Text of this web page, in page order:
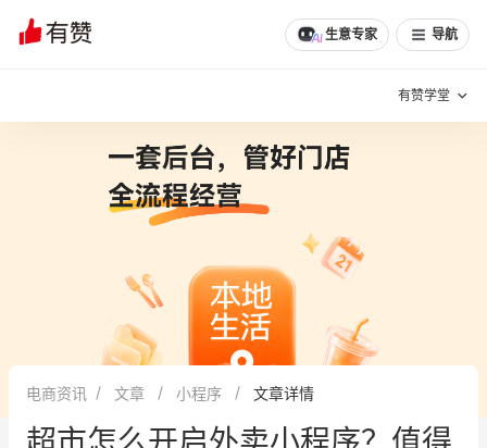
生意专家 导航
有赞学堂
增长方法
有赞专家说
新零售最佳实践
面对面聊增长
电商资讯 文章 小程序 文章详情